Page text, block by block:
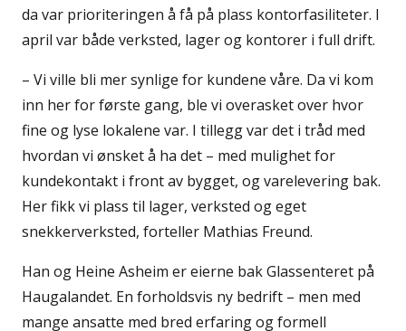
da var prioriteringen å få på plass kontorfasiliteter. I
april var både verksted, lager og kontorer i full drift.
– Vi ville bli mer synlige for kundene våre. Da vi kom
inn her for første gang, ble vi overasket over hvor
fine og lyse lokalene var. I tillegg var det i tråd med
hvordan vi ønsket å ha det – med mulighet for
kundekontakt i front av bygget, og varelevering bak.
Her fikk vi plass til lager, verksted og eget
snekkerverksted, forteller Mathias Freund.
Han og Heine Asheim er eierne bak Glassenteret på
Haugalandet. En forholdsvis ny bedrift – men med
mange ansatte med bred erfaring og formell